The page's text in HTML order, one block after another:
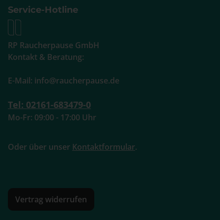
Service-Hotline
RP Raucherpause GmbH
Kontakt & Beratung:
E-Mail: info@raucherpause.de
Tel: 02161-683479-0
Mo-Fr: 09:00 - 17:00 Uhr
Oder über unser Kontaktformular.
Vertrag widerrufen